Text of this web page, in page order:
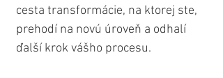
cesta transformácie, na ktorej ste,
prehodí na novú úroveň a odhalí
ďalší krok vášho procesu.